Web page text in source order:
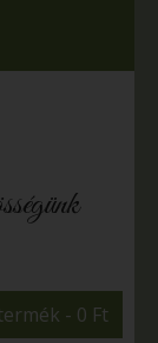
- 0 Ft